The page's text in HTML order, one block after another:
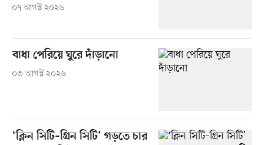
০৭ আগস্ট ২০২৬
বাধা পেরিয়ে ঘুরে দাঁড়ানো
০৩ আগস্ট ২০২৬
‘ক্লিন সিটি–গ্রিন সিটি’ গড়তে চার